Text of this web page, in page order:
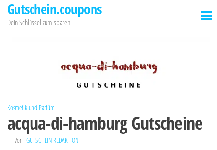
Zum
Inhalt
springen
Gutschein.coupons
Dein Schlüssel zum sparen
Kosmetik und Parfüm
acqua-di-hamburg Gutscheine
Von GUTSCHEIN REDAKTION